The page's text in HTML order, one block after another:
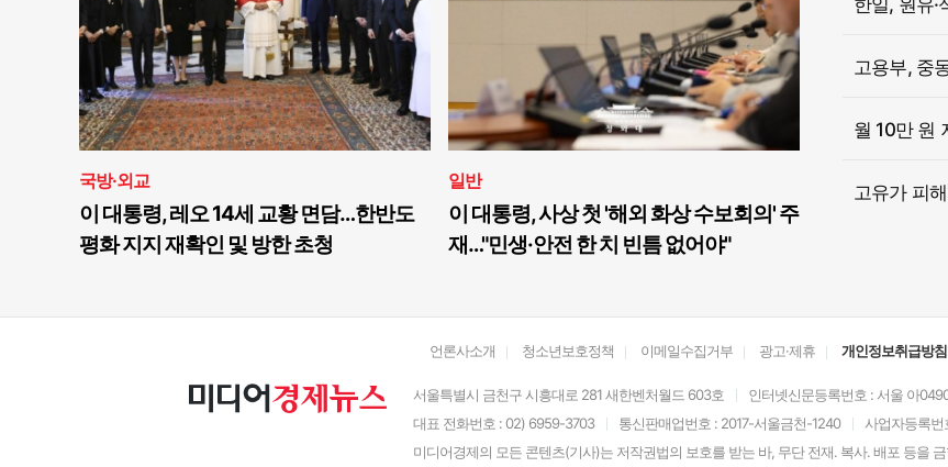
국방·외교
이 대통령, 레오 14세 교황 면담…한반도
평화 지지 재확인 및 방한 초청
일반
이 대통령, 사상 첫 '해외 화상 수보회의' 주
재…"민생·안전 한 치 빈틈 없어야"
고용부, 중
월 10만 원
고유가 피
언론사소개 청소년보호정책 이메일수집거부 광고·제휴 개인정보취급방침
서울특별시 금천구 시흥대로 281 새한벤처월드 603호 인터넷신문등록번호 : 서울 아
대표 전화번호 : 02) 6959-3703
통신판매업번호 : 2017-서울금천-1240
사업자등록
미디어경제의 모든 콘텐츠(기사)는 저작권법의 보호를 받는 바, 무단 전재. 복사. 배포 등을